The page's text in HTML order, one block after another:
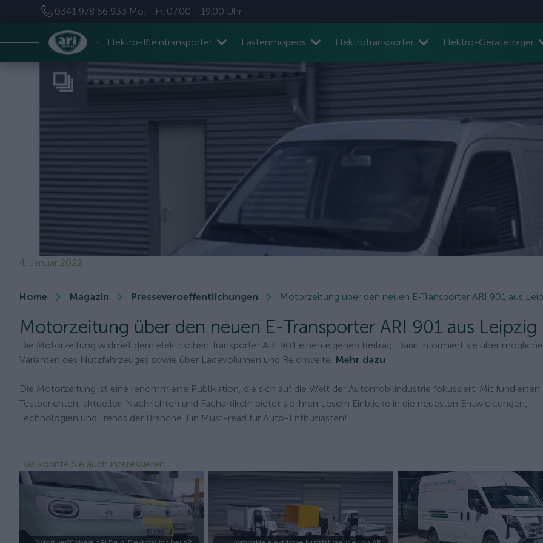
0341 978 56 933 Mo. - Fr. 07.00 - 19.00 Uhr
Elektro-Kleintransporter Lastenmopeds Elektrotransporter Elektro-Geräteträger
4. Januar 2022
Home Magazin Presseveroeffentlichungen Motorzeitung über den neuen E-Transporter ARI 901 aus
Motorzeitung über den neuen E-Transporter ARI 901 aus Leipzig
Die Motorzeitung widmet dem elektrischen Transporter ARI 901 einen eigenen Beitrag. Darin informiert sie über mögliche
Varianten des Nutzfahrzeuges sowie über Ladevolumen und Reichweite. Mehr dazu
Die Motorzeitung ist eine renommierte Publikation, die sich auf die Welt der Automobilindustrie fokussiert. Mit fundierten
Testberichten, aktuellen Nachrichten und Fachartikeln bietet sie ihren Lesern Einblicke in die neuesten Entwicklungen,
Technologien und Trends der Branche. Ein Must-read für Auto-Enthusiasten!
Das könnte Sie auch interessieren